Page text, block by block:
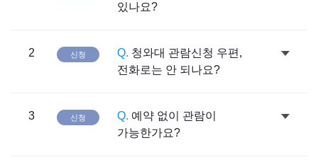
있나요?
2 신청 Q. 청와대 관람신청 우편,
전화로는 안 되나요?
3 신청 Q. 예약 없이 관람이
가능한가요?